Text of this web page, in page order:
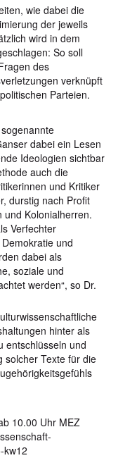
wie dabei die
der jeweils
wird in dem
So soll
des
verknüpft
Parteien.
dabei ein Lesen
Ideologien sichtbar
auch die
und Kritiker
durstig nach Profit
und Kolonialherren.
Verfechter
und
dabei als
soziale und
werden“, so Dr.
hinter als
entschlüsseln und
solcher Texte für die
10.00 Uhr MEZ
kw12